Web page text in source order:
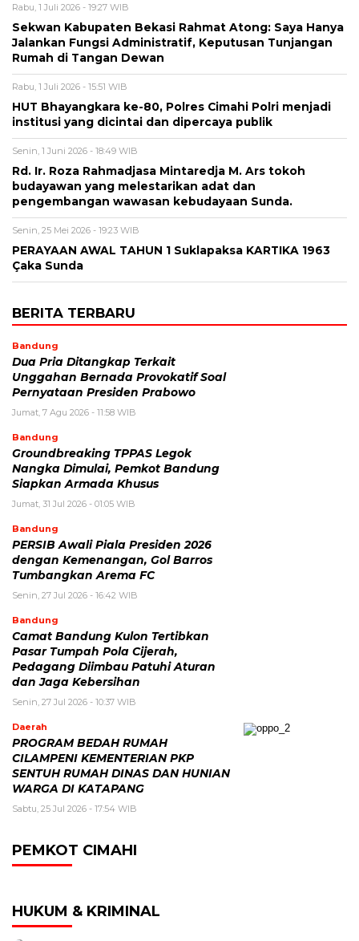
Rabu, 1 Juli 2026 - 19:27 WIB
Sekwan Kabupaten Bekasi Rahmat Atong: Saya Hanya
Jalankan Fungsi Administratif, Keputusan Tunjangan
Rumah di Tangan Dewan
Rabu, 1 Juli 2026 - 15:51 WIB
HUT Bhayangkara ke-80, Polres Cimahi Polri menjadi
institusi yang dicintai dan dipercaya publik
Senin, 1 Juni 2026 - 18:49 WIB
Rd. Ir. Roza Rahmadjasa Mintaredja M. Ars tokoh
budayawan yang melestarikan adat dan
pengembangan wawasan kebudayaan Sunda.
Senin, 25 Mei 2026 - 19:23 WIB
PERAYAAN AWAL TAHUN 1 Suklapaksa KARTIKA 1963
Çaka Sunda
BERITA TERBARU
Bandung
Dua Pria Ditangkap Terkait
Unggahan Bernada Provokatif Soal
Pernyataan Presiden Prabowo
Jumat, 7 Agu 2026 - 11:58 WIB
Bandung
Groundbreaking TPPAS Legok
Nangka Dimulai, Pemkot Bandung
Siapkan Armada Khusus
Jumat, 31 Jul 2026 - 01:05 WIB
Bandung
PERSIB Awali Piala Presiden 2026
dengan Kemenangan, Gol Barros
Tumbangkan Arema FC
Senin, 27 Jul 2026 - 16:42 WIB
Bandung
Camat Bandung Kulon Tertibkan
Pasar Tumpah Pola Cijerah,
Pedagang Diimbau Patuhi Aturan
dan Jaga Kebersihan
Senin, 27 Jul 2026 - 10:37 WIB
Daerah
PROGRAM BEDAH RUMAH
CILAMPENI KEMENTERIAN PKP
SENTUH RUMAH DINAS DAN HUNIAN
WARGA DI KATAPANG
Sabtu, 25 Jul 2026 - 17:54 WIB
PEMKOT CIMAHI
HUKUM & KRIMINAL